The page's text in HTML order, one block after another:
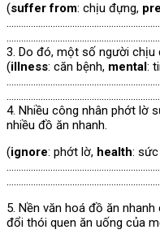
(suffer from: chịu đựng,
3. Do đó, một số người chịu
(illness: căn bệnh, mental:
4. Nhiều công nhân phớt lờ
nhiều đồ ăn nhanh.
(ignore: phớt lờ, health:
5. Nền văn hoá đồ ăn
đổi thói quen ăn uống của